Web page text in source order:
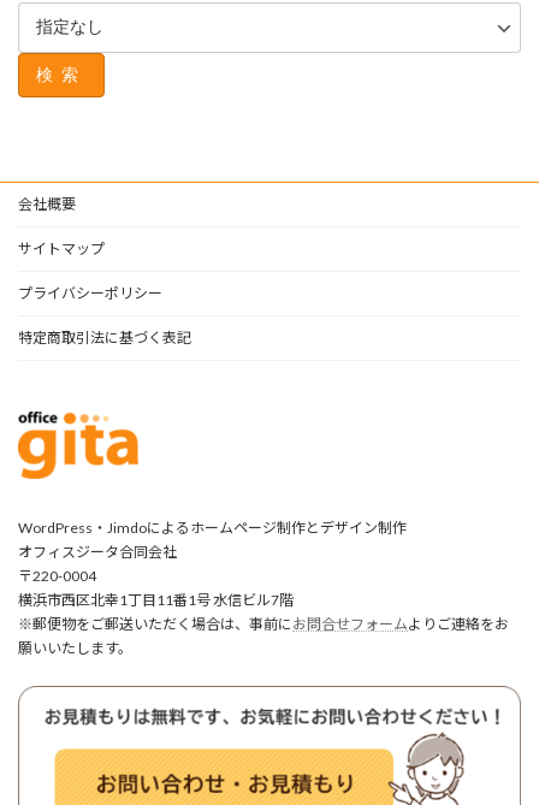
検索
会社概要
サイトマップ
プライバシーポリシー
特定商取引法に基づく表記
WordPress・Jimdoによるホームページ制作とデザイン制作
オフィスジータ合同会社
〒220-0004
横浜市西区北幸1丁目11番1号 水信ビル7階
※郵便物をご郵送いただく場合は、事前に お問合せフォームよりご連絡をお
願いいたします。